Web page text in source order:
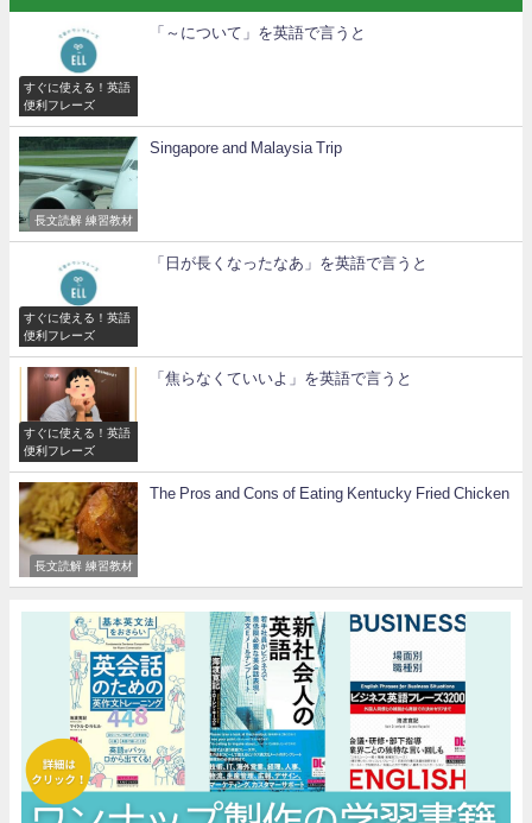
すぐに使える！英語
便利フレーズ
「～について」を英語で言うと
長文読解 練習教材
Singapore and Malaysia Trip
すぐに使える！英語
便利フレーズ
「日が長くなったなあ」を英語で言うと
すぐに使える！英語
便利フレーズ
「焦らなくていいよ」を英語で言うと
長文読解 練習教材
The Pros and Cons of Eating Kentucky Fried Chicken